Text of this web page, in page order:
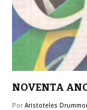
NOVENTA
Por Aristoteles